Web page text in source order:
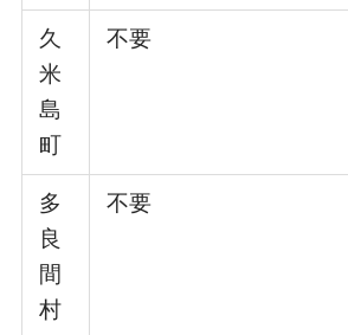
久
米
島
町
不要
多
良
間
村
不要